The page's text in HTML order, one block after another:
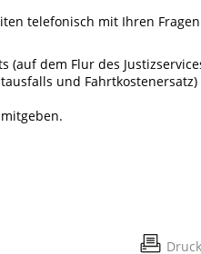
telefonisch mit Ihren Fragen
(auf dem Flur des
und Fahrtkostenersatz)